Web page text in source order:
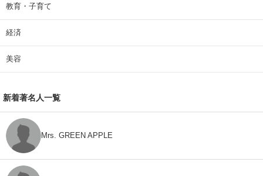
教育・子育て
経済
美容
新着著名人一覧
Mrs. GREEN APPLE